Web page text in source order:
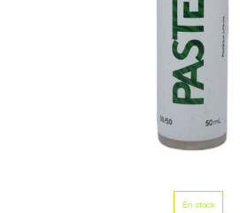
En stock